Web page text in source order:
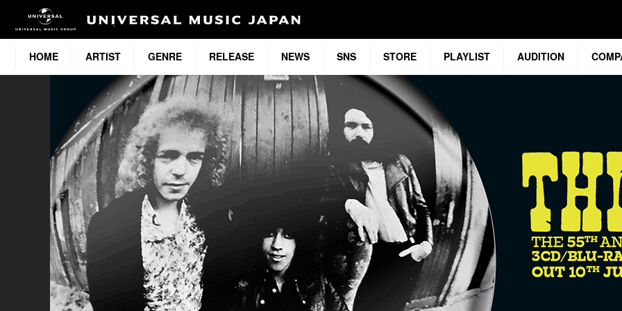
HOME ARTIST GENRE RELEASE NEWS SNS STORE PLAYLIST AUDITION